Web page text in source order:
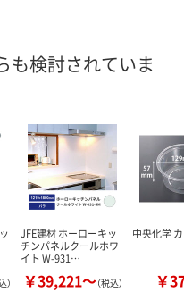
カゴへ カ
も検討されていま
）
JFE建材 ホーローキッ
チンパネルクールホワ
イト W-931…
￥39,221～（税込）
中央化学
￥